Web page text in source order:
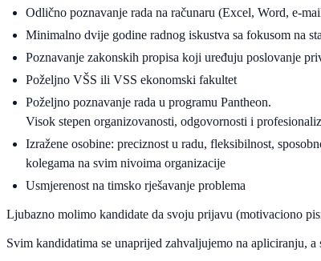
Odlično poznavanje rada na računaru (Excel, Word, e-
Minimalno dvije godine radnog iskustva sa fokusom na
Poznavanje zakonskih propisa koji uređuju poslovanje
Poželjno VŠS ili VSS ekonomski fakultet
Poželjno poznavanje rada u programu Pantheon.
Visok stepen organizovanosti, odgovornosti i
Izražene osobine: preciznost u radu, fleksibilnost,
kolegama na svim nivoima organizacije
Usmjerenost na timsko rješavanje problema
Ljubazno molimo kandidate da svoju prijavu (motivaciono
Svim kandidatima se unaprijed zahvaljujemo na apliciranju,